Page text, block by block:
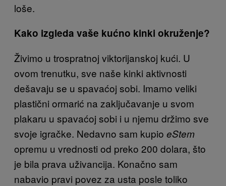
loše.
Kako izgleda vaše kućno kinki okruženje?
Živimo u trospratnoj viktorijanskoj kući. U
ovom trenutku, sve naše kinki aktivnosti
dešavaju se u spavaćoj sobi. Imamo veliki
plastični ormarić na zaključavanje u svom
plakaru u spavaćoj sobi i u njemu držimo sve
svoje igračke. Nedavno sam kupio eStem
opremu u vrednosti od preko 200 dolara, što
je bila prava uživancija. Konačno sam
nabavio pravi povez za usta posle toliko